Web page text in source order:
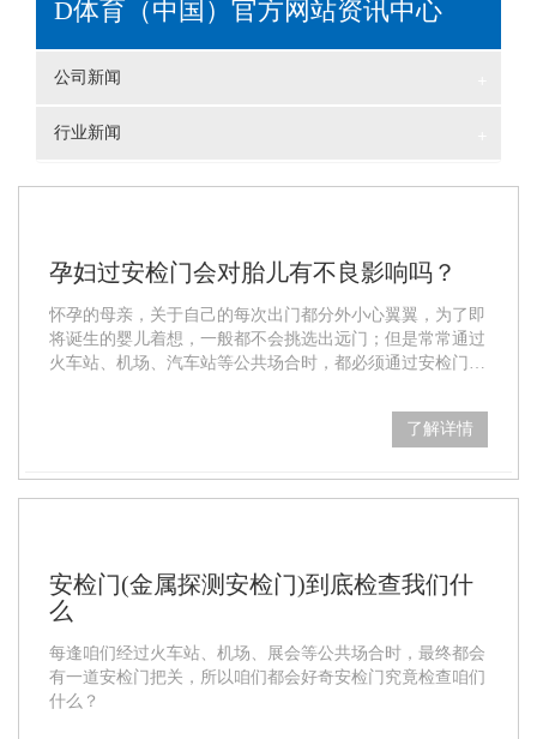
D体育（中国）官方网站资讯中心
公司新闻
行业新闻
孕妇过安检门会对胎儿有不良影响吗？
怀孕的母亲，关于自己的每次出门都分外小心翼翼，为了即
将诞生的婴儿着想，一般都不会挑选出远门；但是常常通过
火车站、机场、汽车站等公共场合时，都必须通过安检门，
否会对胎儿有不良影响吗？下面小编就带你来了解下吧！
了解详情
安检门(金属探测安检门)到底检查我们什
么
每逢咱们经过火车站、机场、展会等公共场合时，最终都会
有一道安检门把关，所以咱们都会好奇安检门究竟检查咱们
什么？